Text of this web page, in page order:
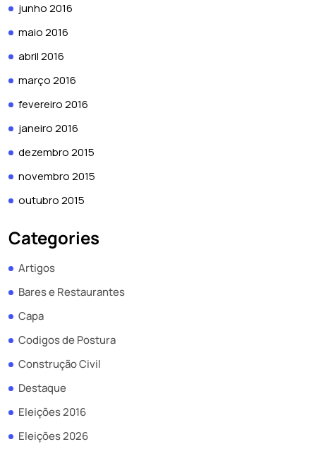
junho 2016
maio 2016
abril 2016
março 2016
fevereiro 2016
janeiro 2016
dezembro 2015
novembro 2015
outubro 2015
Categories
Artigos
Bares e Restaurantes
Capa
Codigos de Postura
Construção Civil
Destaque
Eleições 2016
Eleições 2026